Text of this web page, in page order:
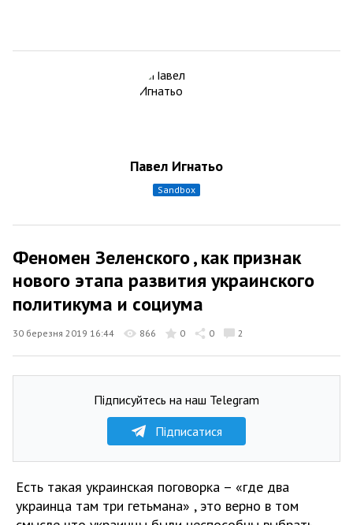
Павел Игнатьо
sandbox
Феномен Зеленского , как признак
нового этапа развития украинского
политикума и социума
30 березня 2019 16:44 866 0 0 2
Підписуйтесь на наш Telegram
Підписатися
Есть такая украинская поговорка – «где два
украинца там три гетьмана» , это верно в том